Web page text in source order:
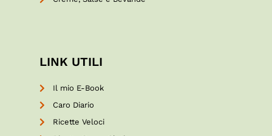
LINK UTILI
Il mio E-Book
Caro Diario
Ricette Veloci